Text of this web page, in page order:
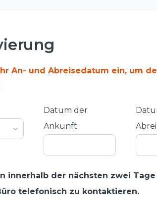
An- und Abreisedatum ein, um
Datum der
Ankunft
innerhalb der nächsten zwei
telefonisch zu kontaktieren.